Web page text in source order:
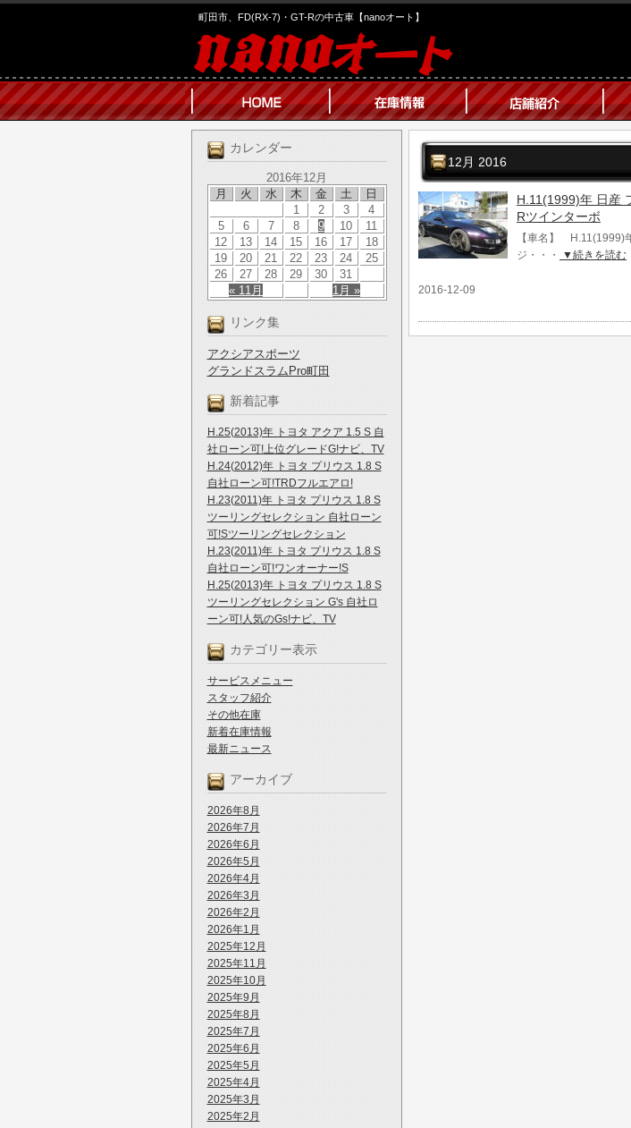
町田市、FD(RX-7)・GT-Rの中古車【nanoオート】
カレンダー
2016年12月
月
火 水 木 金 土 日
« 11月 1月 »
1 2 3
4
5
6 7 8 9 10
11
12
13 14 15 16 17
18
19
20 21 22 23 24
25
26
27 28 29 30 31
リンク集
アクシアスポーツ
グランドスラムPro町田
新着記事
H.25(2013)年 トヨタ アクア 1.5 S 自
社ローン可!上位グレードG!ナビ、TV
H.24(2012)年 トヨタ プリウス 1.8 S
自社ローン可!TRDフルエアロ!
H.23(2011)年 トヨタ プリウス 1.8 S
ツーリングセレクション 自社ローン
可!Sツーリングセレクション
H.23(2011)年 トヨタ プリウス 1.8 S
自社ローン可!ワンオーナー!S
H.25(2013)年 トヨタ プリウス 1.8 S
ツーリングセレクション G's 自社ロ
ーン可!人気のGs!ナビ、TV
カテゴリー表示
サービスメニュー
スタッフ紹介
その他在庫
新着在庫情報
最新ニュース
アーカイブ
2026年8月
2026年7月
2026年6月
2026年5月
2026年4月
2026年3月
2026年2月
2026年1月
2025年12月
2025年11月
2025年10月
2025年9月
2025年8月
2025年7月
2025年6月
2025年5月
2025年4月
2025年3月
2025年2月
12月 2016
H.11(1999)年 日産
Rツインターボ
【車名】 H.11(1999)
ジ・・・
▼続きを読む
2016-12-09